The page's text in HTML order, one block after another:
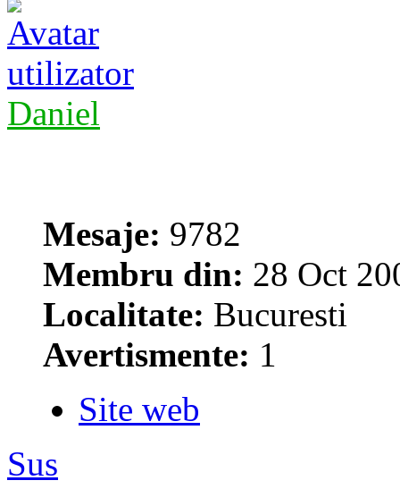
Daniel
Mesaje: 9782
Membru din: 28 Oct
Localitate: Bucuresti
Avertismente: 1
Site web
Sus